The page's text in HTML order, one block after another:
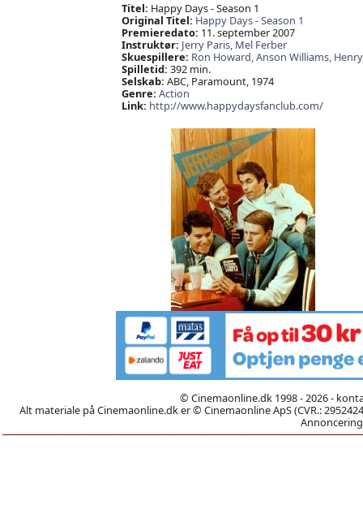
Titel: Happy Days - Season 1
Original Titel: Happy Days - Season 1
Premieredato: 11. september 2007
Instruktør: Jerry Paris, Mel Ferber
Skuespillere: Ron Howard,Anson Williams,
Spilletid: 392 min.
Selskab: ABC, Paramount, 1974
Genre: Action
Link: http://www.happydaysfanclub.com/
© Cinemaonline.dk 1998 - 2026 -
Alt materiale på Cinemaonline.dk er © Cinemaonline ApS (CVR.: